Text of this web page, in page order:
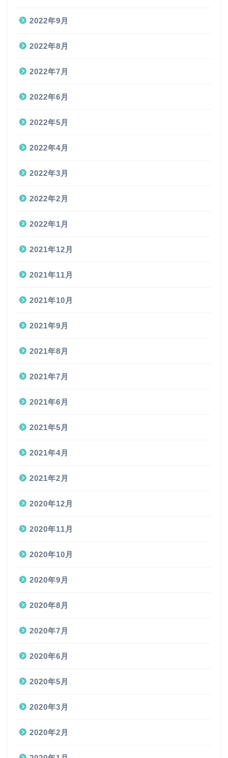
2022年9月
2022年8月
2022年7月
2022年6月
2022年5月
2022年4月
2022年3月
2022年2月
2022年1月
2021年12月
2021年11月
2021年10月
2021年9月
2021年8月
2021年7月
2021年6月
2021年5月
2021年4月
2021年2月
2020年12月
2020年11月
2020年10月
2020年9月
2020年8月
2020年7月
2020年6月
2020年5月
2020年3月
2020年2月